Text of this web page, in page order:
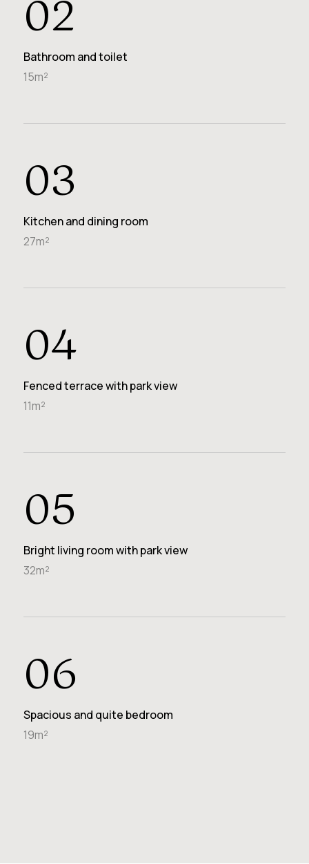
02
Bathroom and toilet
15m²
03
Kitchen and dining room
27m²
04
Fenced terrace with park view
11m²
05
Bright living room with park view
32m²
06
Spacious and quite bedroom
19m²